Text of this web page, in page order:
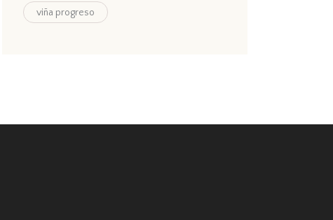
viña progreso